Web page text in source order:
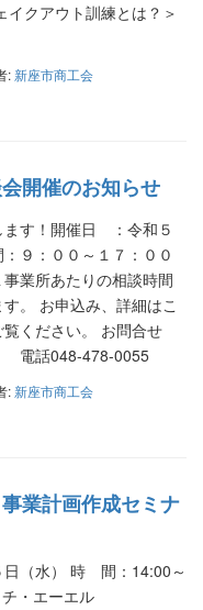
クアウト訓練とは？＞
:新座市商工会
開催のお知らせ
す！開催日 ：令和５
９：００～１７：００
所あたりの相談時間
。 お申込み、詳細はこ
ください。 お問合せ
048-478-0055
:新座市商工会
業計画作成セミナ
日（水） 時 間：14:00～
イチ・エーエル